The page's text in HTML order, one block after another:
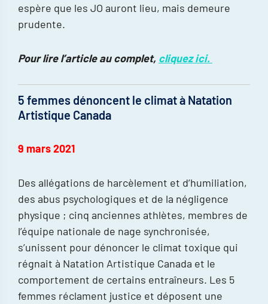
espère que les JO auront lieu, mais demeure
prudente.
Pour lire l’article au complet, cliquez ici.
5 femmes dénoncent le climat à Natation
Artistique Canada
9 mars 2021
Des allégations de harcèlement et d’humiliation,
des abus psychologiques et de la négligence
physique ; cinq anciennes athlètes, membres de
l’équipe nationale de nage synchronisée,
s’unissent pour dénoncer le climat toxique qui
régnait à Natation Artistique Canada et le
comportement de certains entraîneurs. Les 5
femmes réclament justice et déposent une